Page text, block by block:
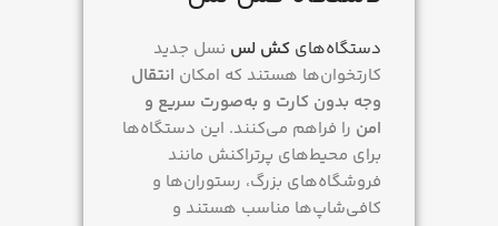
دستگاه‌های کش لس نسل جدید
کارتخوان‌ها هستند که امکان انتقال
وجه بدون کارت و به‌صورت سریع و
امن را فراهم می‌کنند. این دستگاه‌ها
برای محیط‌های پرتراکنش مانند
فروشگاه‌های بزرگ، رستوران‌ها و
کافی‌شاپ‌ها مناسب هستند و